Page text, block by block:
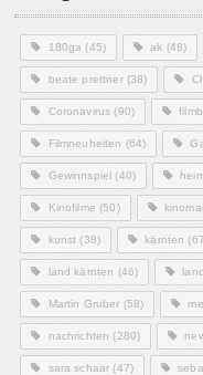
180ga (45) ak (48)
beate prettner(38)
Coronavirus (90)
Filmneuheiten (64)
Gewinnspiel (40)
Kinofilme (50)
kunst (38) kärnten
land kärnten (46)
Martin Gruber (58)
nachrichten (280)
sara schaar (47)